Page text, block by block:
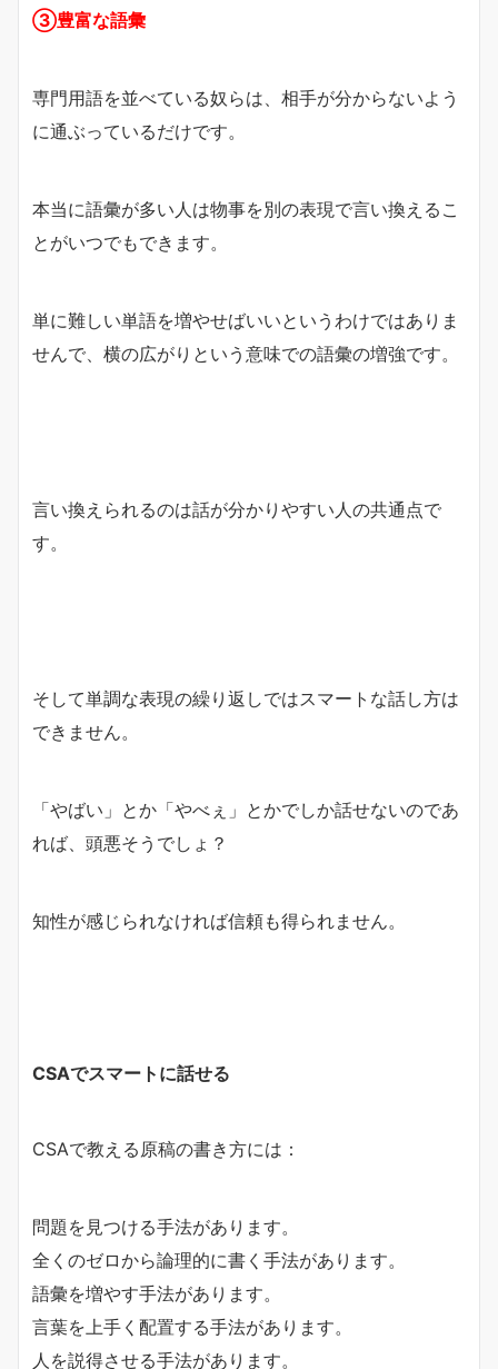
③豊富な語彙
専門用語を並べている奴らは、相手が分からないよう
に通ぶっているだけです。
本当に語彙が多い人は物事を別の表現で言い換えるこ
とがいつでもできます。
単に難しい単語を増やせばいいというわけではありま
せんで、横の広がりという意味での語彙の増強です。
言い換えられるのは話が分かりやすい人の共通点で
す。
そして単調な表現の繰り返しではスマートな話し方は
できません。
「やばい」とか「やべぇ」とかでしか話せないのであ
れば、頭悪そうでしょ？
知性が感じられなければ信頼も得られません。
CSAでスマートに話せる
CSAで教える原稿の書き方には：
問題を見つける手法があります。
全くのゼロから論理的に書く手法があります。
語彙を増やす手法があります。
言葉を上手く配置する手法があります。
人を説得させる手法があります。